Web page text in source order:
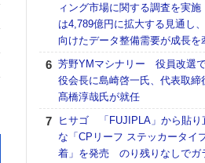
ィング市場に関する調査を実
は4,789億円に拡大する見通し
向けたデータ整備需要が成長を
芳野YMマシナリー 役員改選
役会長に島崎啓一氏、代表取締
髙橋淳哉氏が就任
ヒサゴ 「FUJIPLA」から貼り
な「CPリーフ ステッカータイ
着」を発売 のり残りなしでガ